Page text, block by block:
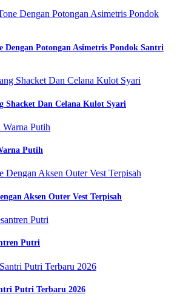
Dengan Potongan Asimetris Pondok Santri
Shacket Dan Celana Kulot Syari
Putih
Aksen Outer Vest Terpisah
Putri
Putri Terbaru 2026